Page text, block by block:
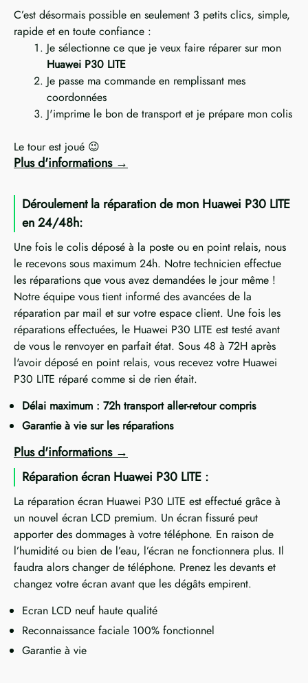
C’est désormais possible en seulement 3 petits clics, simple,
rapide et en toute confiance :
Je sélectionne ce que je veux faire réparer sur mon
Huawei P30 LITE
Je passe ma commande en remplissant mes
coordonnées
J'imprime le bon de transport et je prépare mon colis
Le tour est joué 😉
Plus d'informations
Déroulement la réparation de mon Huawei P30 LITE
en 24/48h:
Une fois le colis déposé à la poste ou en point relais, nous
le recevons sous maximum 24h. Notre technicien effectue
les réparations que vous avez demandées le jour même !
Notre équipe vous tient informé des avancées de la
réparation par mail et sur votre espace client. Une fois les
réparations effectuées, le Huawei P30 LITE est testé avant
de vous le renvoyer en parfait état. Sous 48 à 72H après
l'avoir déposé en point relais, vous recevez votre Huawei
P30 LITE réparé comme si de rien était.
Délai maximum : 72h transport aller-retour compris
Garantie à vie sur les réparations
Plus d'informations
Réparation écran Huawei P30 LITE :
La réparation écran Huawei P30 LITE est effectué grâce à
un nouvel écran LCD premium. Un écran fissuré peut
apporter des dommages à votre téléphone. En raison de
l’humidité ou bien de l’eau, l’écran ne fonctionnera plus. Il
faudra alors changer de téléphone. Prenez les devants et
changez votre écran avant que les dégâts empirent.
Ecran LCD neuf haute qualité
Reconnaissance faciale 100% fonctionnel
Garantie à vie